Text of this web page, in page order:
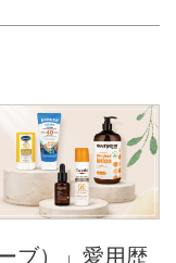
ブ）」愛用歴